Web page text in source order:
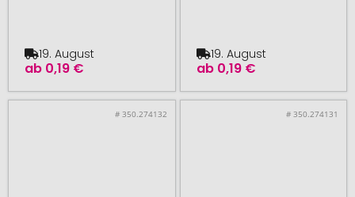
ab 0,19 €
19. August
ab 0,19 €
19. August
# 350.274132 # 350.274131